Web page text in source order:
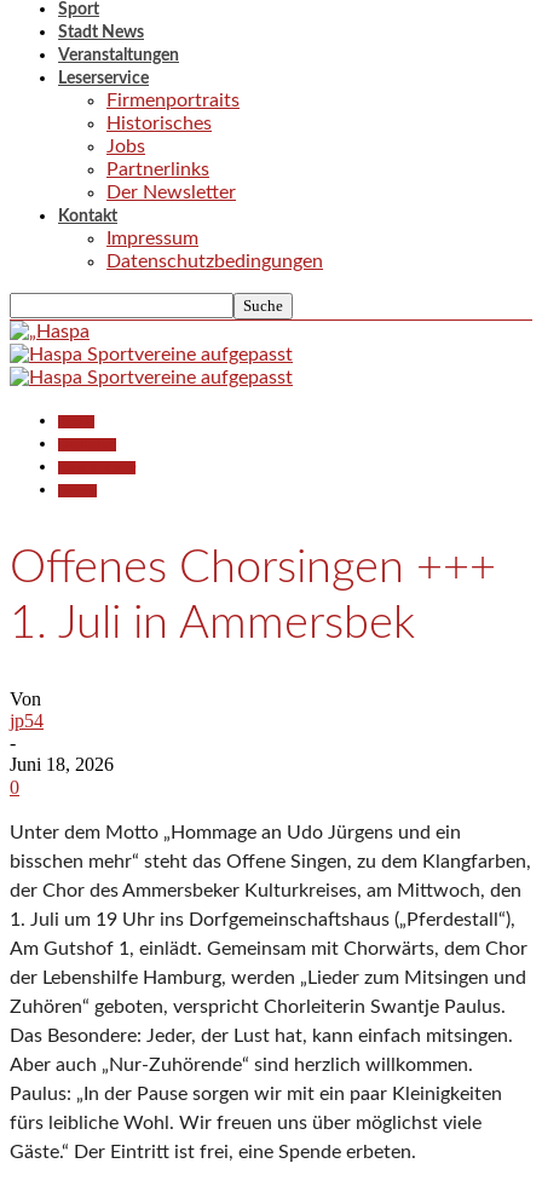
Sport
Stadt News
Veranstaltungen
Leserservice
Firmenportraits
Historisches
Jobs
Partnerlinks
Der Newsletter
Kontakt
Impressum
Datenschutzbedingungen
Offenes Chorsingen +++
1. Juli in Ammersbek
Von
jp54
-
Juni 18, 2026
0
Unter dem Motto „Hommage an Udo Jürgens und ein
bisschen mehr“ steht das Offene Singen, zu dem Klangfarben,
der Chor des Ammersbeker Kulturkreises, am Mittwoch, den
1. Juli um 19 Uhr ins Dorfgemeinschaftshaus („Pferdestall“),
Am Gutshof 1, einlädt. Gemeinsam mit Chorwärts, dem Chor
der Lebenshilfe Hamburg, werden „Lieder zum Mitsingen und
Zuhören“ geboten, verspricht Chorleiterin Swantje Paulus.
Das Besondere: Jeder, der Lust hat, kann einfach mitsingen.
Aber auch „Nur-Zuhörende“ sind herzlich willkommen.
Paulus: „In der Pause sorgen wir mit ein paar Kleinigkeiten
fürs leibliche Wohl. Wir freuen uns über möglichst viele
Gäste.“ Der Eintritt ist frei, eine Spende erbeten.